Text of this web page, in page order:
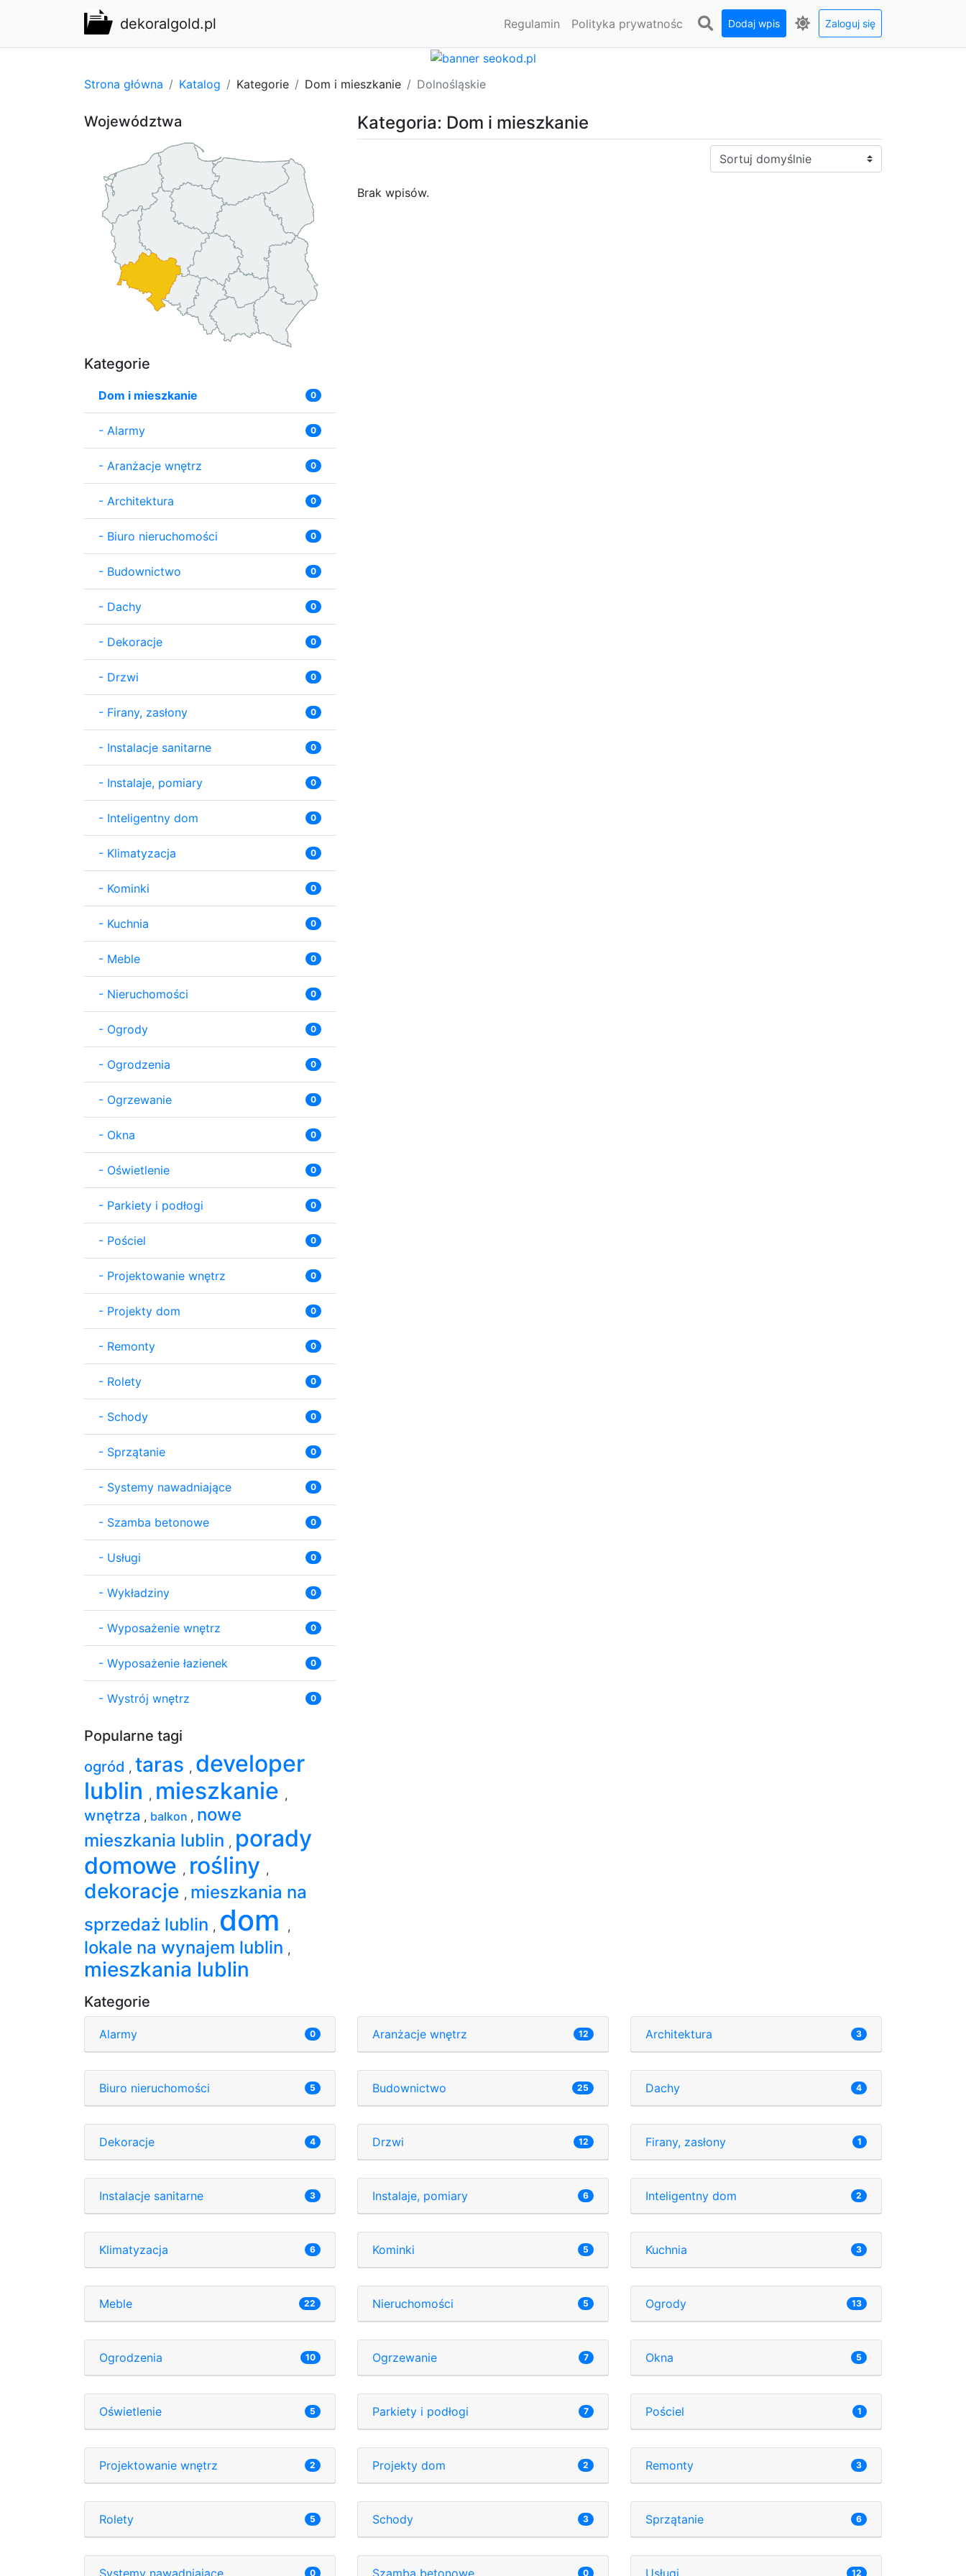
dekoralgold.pl Regulamin Polityka prywatnośc Dodaj wpis Zaloguj się
Strona główna Katalog Kategorie Dom i mieszkanie Dolnośląskie
Kategoria: Dom i mieszkanie
Sortuj:
Brak wpisów.
Województwa
Kategorie
Dom i mieszkanie 0
- Alarmy 0
- Aranżacje wnętrz 0
- Architektura 0
- Biuro nieruchomości 0
- Budownictwo 0
- Dachy 0
- Dekoracje 0
- Drzwi 0
- Firany, zasłony 0
- Instalacje sanitarne 0
- Instalaje, pomiary 0
- Inteligentny dom 0
- Klimatyzacja 0
- Kominki 0
- Kuchnia 0
- Meble 0
- Nieruchomości 0
- Ogrody 0
- Ogrodzenia 0
- Ogrzewanie 0
- Okna 0
- Oświetlenie 0
- Parkiety i podłogi 0
- Pościel 0
- Projektowanie wnętrz 0
- Projekty dom 0
- Remonty 0
- Rolety 0
- Schody 0
- Sprzątanie 0
- Systemy nawadniające 0
- Szamba betonowe 0
- Usługi 0
- Wykładziny 0
- Wyposażenie wnętrz 0
- Wyposażenie łazienek 0
- Wystrój wnętrz 0
Popularne tagi
ogród , taras , developer
lublin , mieszkanie ,
wnętrza , balkon , nowe
mieszkania lublin , porady
domowe , rośliny ,
dekoracje , mieszkania na
sprzedaż lublin , dom ,
lokale na wynajem lublin ,
mieszkania lublin
Kategorie
Alarmy 0 Aranżacje wnętrz 12 Architektura 3
Biuro nieruchomości 5 Budownictwo 25 Dachy 4
Dekoracje 4 Drzwi 12 Firany, zasłony 1
Instalacje sanitarne 3 Instalaje, pomiary 6 Inteligentny dom 2
Klimatyzacja 6 Kominki 5 Kuchnia 3
Meble 22 Nieruchomości 5 Ogrody 13
Ogrodzenia 10 Ogrzewanie 7 Okna 5
Oświetlenie 5 Parkiety i podłogi 7 Pościel 1
Projektowanie wnętrz 2 Projekty dom 2 Remonty 3
Rolety 5 Schody 3 Sprzątanie 6
Systemy nawadniające 0 Szamba betonowe 0 Usługi 12